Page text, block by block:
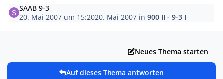
SAAB 9-3
20. Mai 2007 um 15:2020. Mai 2007 in900 II - 9-3 I
Neues Thema starten
Auf dieses Thema antworten